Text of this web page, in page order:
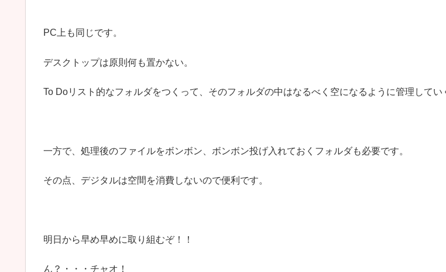
PC上も同じです。
デスクトップは原則何も置かない。
To Doリスト的なフォルダをつくって、そのフォルダの中はなるべく空になるように管理してい
一方で、処理後のファイルをボンボン、ボンボン投げ入れておくフォルダも必要です。
その点、デジタルは空間を消費しないので便利です。
明日から早め早めに取り組むぞ！！
ん？・・・チャオ！